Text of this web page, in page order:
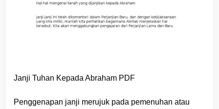
Janji Tuhan Kepada Abraham PDF
Penggenapan janji merujuk pada pemenuhan atau